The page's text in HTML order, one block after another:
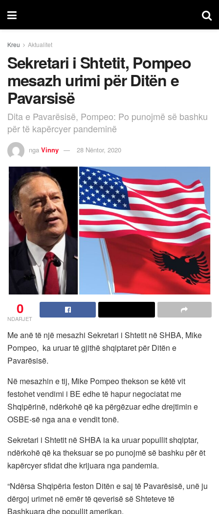
Kreu Aktualitet
Sekretari i Shtetit, Pompeo
mesazh urimi për Ditën e
Pavarsisë
Dita e Pavarësisë, Pompeo: Po punojmë së bashku
për të kapërcyer pandeminë
nga Vinny 28 Nëntor, 2020
0
NDARJET
Me anë të një mesazhi Sekretari i Shtetit në SHBA, Mike
Pompeo, ka uruar të gjithë shqiptaret për Ditën e
Pavarësisë.
Në mesazhin e tij, Mike Pompeo thekson se këtë vit
festohet vendimi i BE edhe të hapur negociatat me
Shqipërinë, ndërkohë që ka përgëzuar edhe drejtimin e
OSBE-së nga ana e vendit tonë.
Sekretari i Shtetit në SHBA ia ka uruar popullit shqiptar,
ndërkohë që ka theksuar se po punojmë së bashku për ët
kapërcyer sfidat dhe krijuara nga pandemia.
“Ndërsa Shqipëria feston Ditën e saj të Pavarësisë, unë ju
dërgoj urimet në emër të qeverisë së Shteteve të
Bashkuara dhe popullit amerikan.